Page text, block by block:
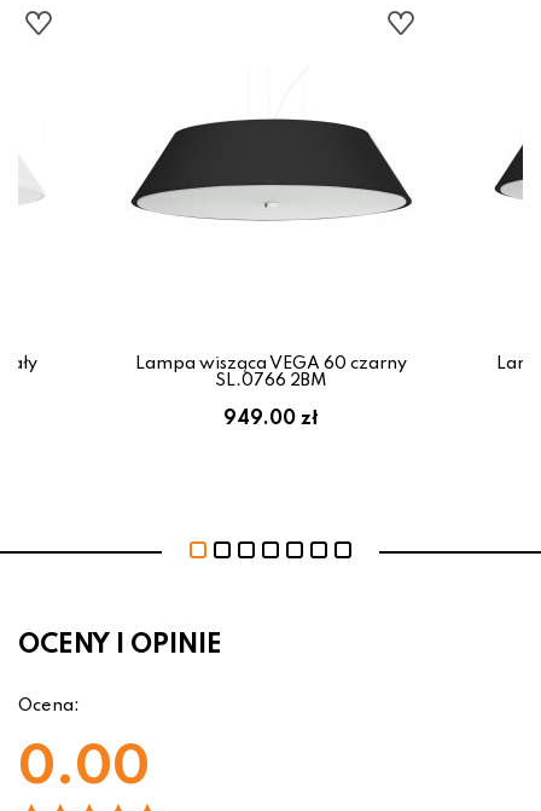
Lampa wisząca VEGA 60 czarny
SL.0766 2BM
949.00 zł
OCENY I OPINIE
Ocena:
0.00